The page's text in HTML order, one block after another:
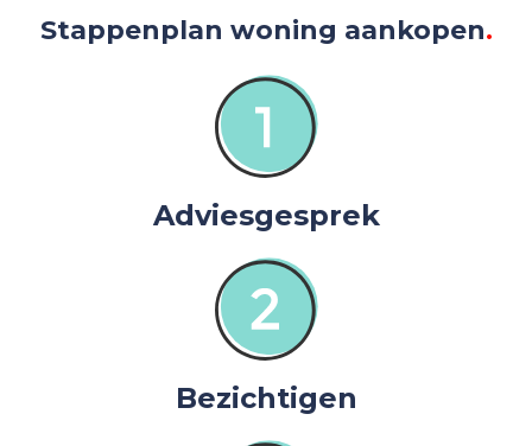
Stappenplan woning aankopen.
Adviesgesprek
Bezichtigen